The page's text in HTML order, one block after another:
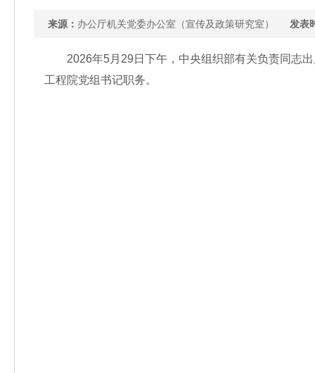
来源： 办公厅机关党委办公室（宣传及政策研究室） 发表
2026年5月29日下午，中央组织部有关负责同志出
工程院党组书记职务。